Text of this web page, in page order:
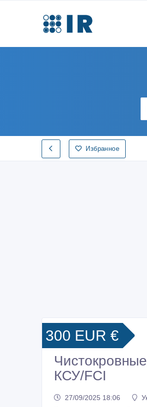
Избранное
300 EUR €
КСУ/FCI
27/09/2025 18:06